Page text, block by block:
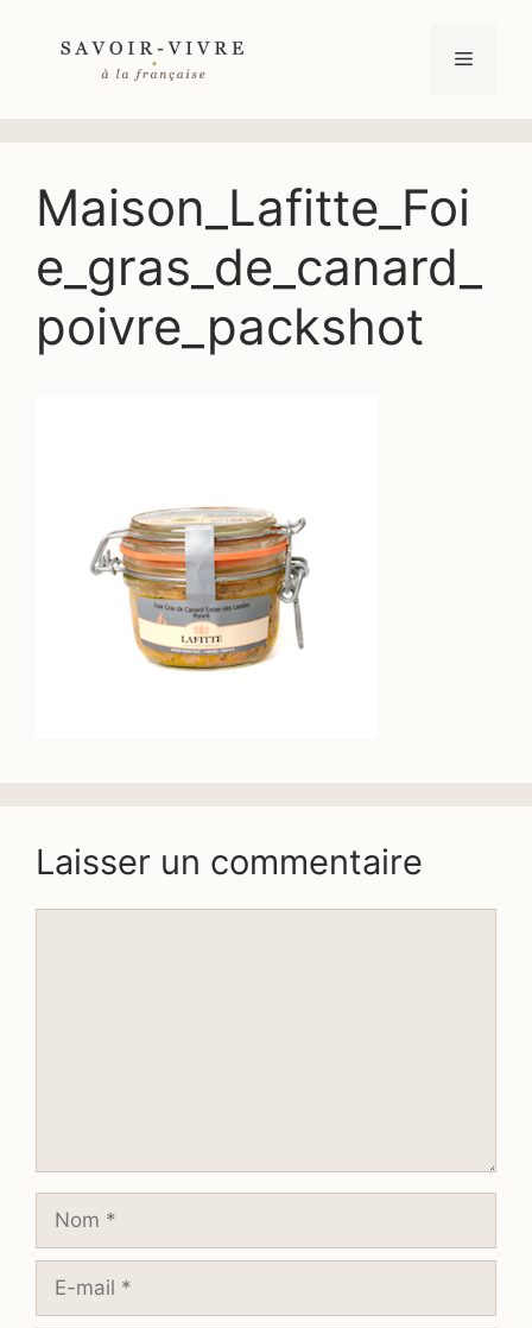
Menu
Maison_Lafitte_Foi
e_gras_de_canard_
poivre_packshot
Laisser un commentaire
Nom